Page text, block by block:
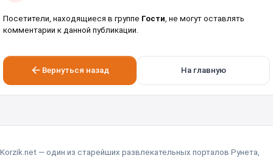
Посетители, находящиеся в группе Гости , не могут оставлять
комментарии к данной публикации.
Вернуться назад На главную
Korzik.net — один из старейших развлекательных порталов Рунета,